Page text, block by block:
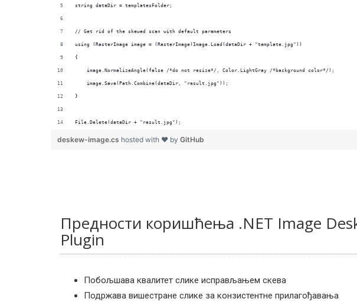
File.Delete(dataDir + "result.jpg");
deskew-image.cs hosted with ❤ by GitHub
Предности коришћења .NET Image
Plugin
Побољшава квалитет слике исправљањем скева
Подржава вишестране слике за конзистентне прилагођавања